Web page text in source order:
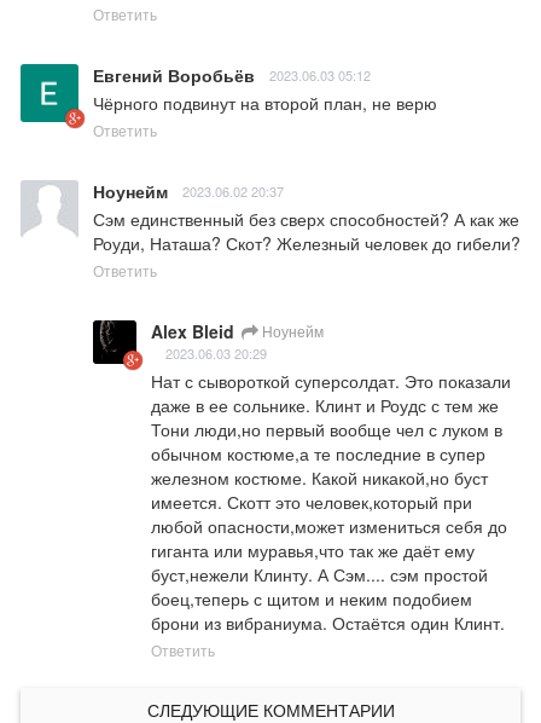
Ответить
Евгений Воробьёв 2023.06.03 05:12
Чёрного подвинут на второй план, не верю
Ответить
Ноунейм 2023.06.02 20:37
Сэм единственный без сверх способностей? А как же
Роуди, Наташа? Скот? Железный человек до гибели?
Ответить
Alex Bleid Ноунейм
2023.06.03 20:29
Нат с сывороткой суперсолдат. Это показали
даже в ее сольнике. Клинт и Роудс с тем же
Тони люди,но первый вообще чел с луком в
обычном костюме,а те последние в супер
железном костюме. Какой никакой,но буст
имеется. Скотт это человек,который при
любой опасности,может измениться себя до
гиганта или муравья,что так же даёт ему
буст,нежели Клинту. А Сэм.... сэм простой
боец,теперь с щитом и неким подобием
брони из вибраниума. Остаётся один Клинт.
Ответить
СЛЕДУЮЩИЕ КОММЕНТАРИИ